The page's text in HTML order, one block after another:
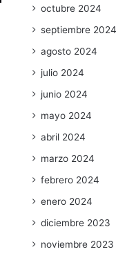
octubre 2024
septiembre 2024
agosto 2024
julio 2024
junio 2024
mayo 2024
abril 2024
marzo 2024
febrero 2024
enero 2024
diciembre 2023
noviembre 2023